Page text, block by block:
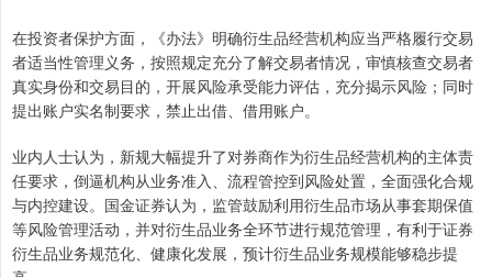
在投资者保护方面，《办法》明确衍生品经营机构应当严格履行交易
者适当性管理义务，按照规定充分了解交易者情况，审慎核查交易者
真实身份和交易目的，开展风险承受能力评估，充分揭示风险；同时
提出账户实名制要求，禁止出借、借用账户。
业内人士认为，新规大幅提升了对券商作为衍生品经营机构的主体责
任要求，倒逼机构从业务准入、流程管控到风险处置，全面强化合规
与内控建设。国金证券认为，监管鼓励利用衍生品市场从事套期保值
等风险管理活动，并对衍生品业务全环节进行规范管理，有利于证券
衍生品业务规范化、健康化发展，预计衍生品业务规模能够稳步提